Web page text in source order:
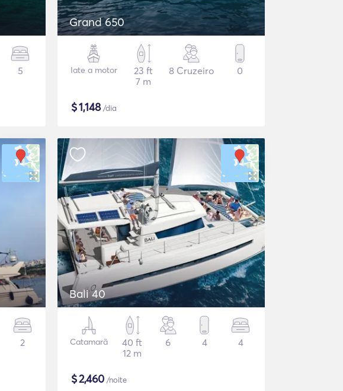
5
Grand 650
Iate a motor
23 ft
7 m
8 Cruzeiro 0
$1,148/dia
2
Bali 40
Catamarã
40 ft
12 m
6 4 4
$2,460 /noite